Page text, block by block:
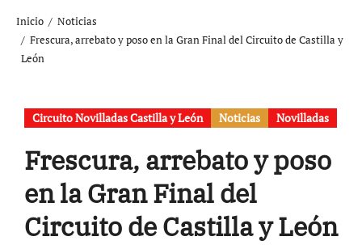
Inicio
Noticias
Frescura, arrebato y poso en la Gran Final del Circuito de Castilla y
León
Circuito Novilladas Castilla y León Noticias Novilladas
Frescura, arrebato y poso
en la Gran Final del
Circuito de Castilla y León